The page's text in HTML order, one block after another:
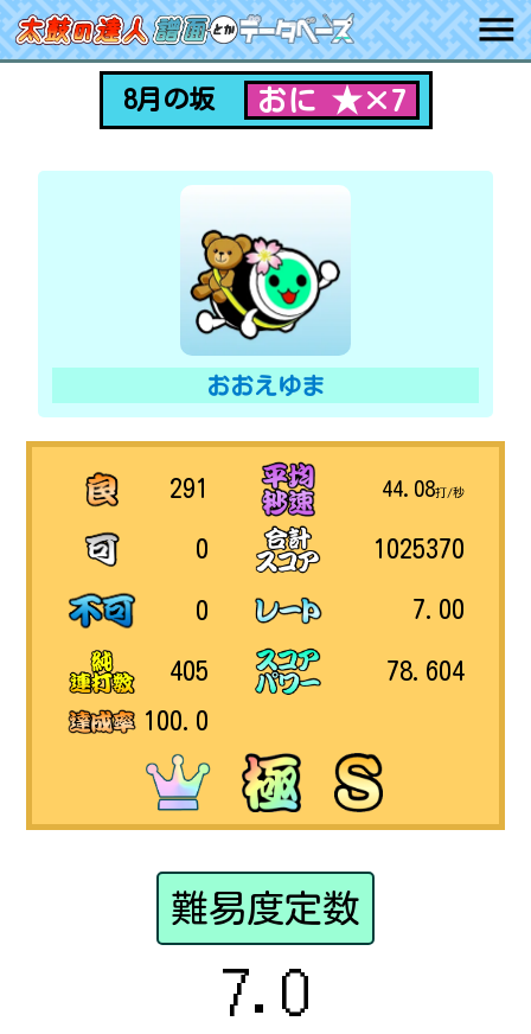
8月の坂 おに ★×7
おおえゆま
291
0
0
405
100.0
44.08打/秒
1025370
7.00
78.604
難易度定数
7.0